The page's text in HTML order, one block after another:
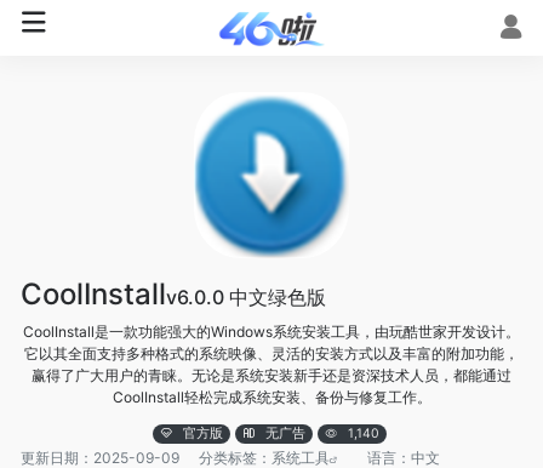
CoolInstallv6.0.0 中文绿色版
CoolInstall是一款功能强大的Windows系统安装工具，由玩酷世家开发设计。
它以其全面支持多种格式的系统映像、灵活的安装方式以及丰富的附加功能，
赢得了广大用户的青睐。无论是系统安装新手还是资深技术人员，都能通过
CoolInstall轻松完成系统安装、备份与修复工作。
官方版 无广告 1,140
更新日期：2025-09-09 分类标签： 系统工具
语言：中文